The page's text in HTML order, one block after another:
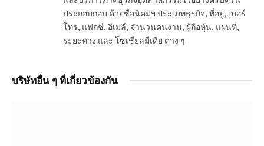
ประกอบกอบ ด้วยชื่อนิคมฯ ประเภทธุรกิจ, ที่อยู่, เบอร์
โทร, แฟกซ์, อีเมล์, จำนวนคนงาน, ผู้ถือหุ้น, แผนที่,
ระยะทาง และ โซเชียลมีเดีย ต่าง ๆ
บริษัทอื่น ๆ ที่เกี่ยวข้องกัน